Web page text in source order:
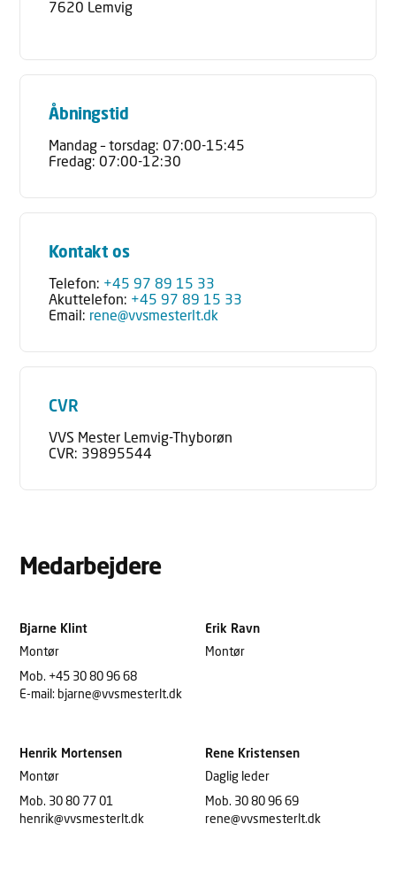
7620 Lemvig
Åbningstid
Mandag – torsdag: 07:00-15:45
Fredag: 07:00-12:30
Kontakt os
Telefon: +45 97 89 15 33
Akuttelefon: +45 97 89 15 33
Email: rene@vvsmesterlt.dk
CVR
VVS Mester Lemvig-Thyborøn
CVR: 39895544
Medarbejdere
Bjarne Klint
Montør
Mob. +45 30 80 96 68
E-mail: bjarne@vvsmesterlt.dk
Erik Ravn
Montør
Henrik Mortensen
Montør
Mob. 30 80 77 01
henrik@vvsmesterlt.dk
Rene Kristensen
Daglig leder
Mob. 30 80 96 69
rene@vvsmesterlt.dk